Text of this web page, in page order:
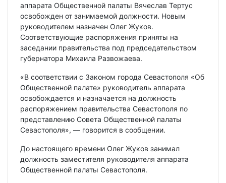
аппарата Общественной палаты Вячеслав Тертус
освобожден от занимаемой должности. Новым
руководителем назначен Олег Жуков.
Соответствующие распоряжения приняты на
заседании правительства под председательством
губернатора Михаила Развожаева.
«В соответствии с Законом города Севастополя «Об
Общественной палате» руководитель аппарата
освобождается и назначается на должность
распоряжением правительства Севастополя по
представлению Совета Общественной палаты
Севастополя», — говорится в сообщении.
До настоящего времени Олег Жуков занимал
должность заместителя руководителя аппарата
Общественной палаты Севастополя.